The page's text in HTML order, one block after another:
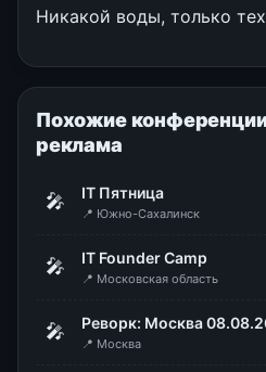
Никакой воды, только
Похожие
реклама
🎤 IT Пятница
📍 Южно-Сахалинск
🎤 IT Founder Camp
📍 Московская область
🎤 Реворк: Москва
📍 Москва